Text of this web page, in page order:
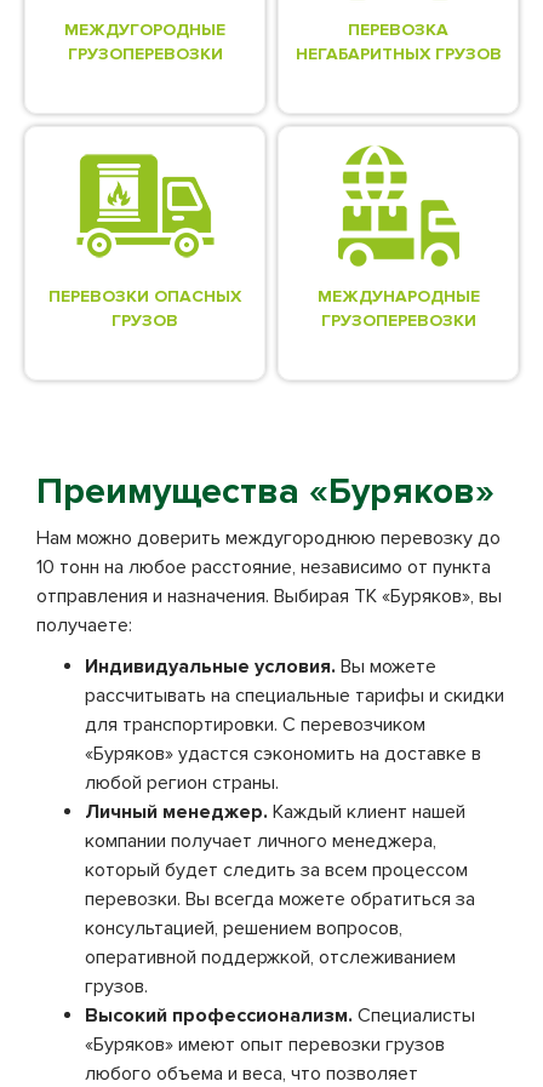
МЕЖДУГОРОДНЫЕ
ГРУЗОПЕРЕВОЗКИ
ПЕРЕВОЗКА
НЕГАБАРИТНЫХ ГРУЗОВ
ПЕРЕВОЗКИ ОПАСНЫХ
ГРУЗОВ
МЕЖДУНАРОДНЫЕ
ГРУЗОПЕРЕВОЗКИ
Преимущества «Буряков»
Нам можно доверить междугороднюю перевозку до
10 тонн на любое расстояние, независимо от пункта
отправления и назначения. Выбирая ТК «Буряков», вы
получаете:
Индивидуальные условия. Вы можете
рассчитывать на специальные тарифы и скидки
для транспортировки. С перевозчиком
«Буряков» удастся сэкономить на доставке в
любой регион страны.
Личный менеджер. Каждый клиент нашей
компании получает личного менеджера,
который будет следить за всем процессом
перевозки. Вы всегда можете обратиться за
консультацией, решением вопросов,
оперативной поддержкой, отслеживанием
грузов.
Высокий профессионализм. Специалисты
«Буряков» имеют опыт перевозки грузов
любого объема и веса, что позволяет